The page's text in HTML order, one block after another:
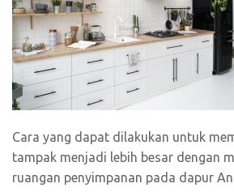
Cara yang dapat dilakukan untuk
tampak menjadi lebih besar dengan
ruangan penyimpanan pada dapur